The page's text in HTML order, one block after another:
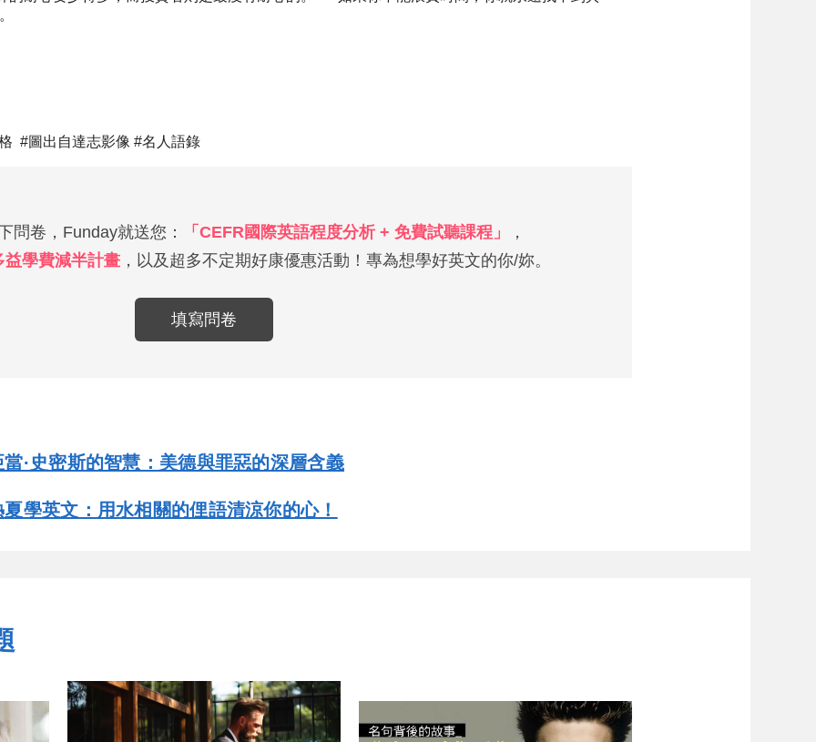
#圖出自達志影像 #名人語錄
問卷，Funday就送您： 「CEFR國際英語程度分析 + 免費試聽課程」
，
益學費減半計畫，以及超多不定期好康優惠活動！專為想學好英文的你/妳。
填寫問卷
·史密斯的智慧：美德與罪惡的深層含義
學英文：用水相關的俚語清涼你的心！